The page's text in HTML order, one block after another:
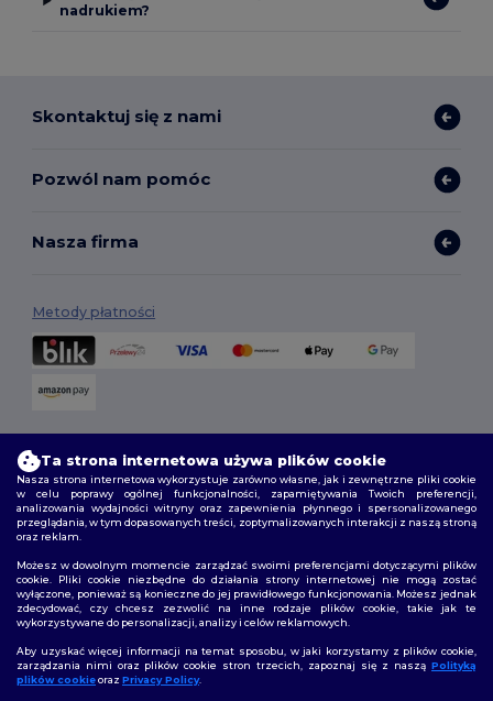
nadrukiem?
Skontaktuj się z nami
Pozwól nam pomóc
Nasza firma
Metody płatności
2026. Wszelkie prawa zastrzeżone
Śledź nas
Ta strona internetowa używa plików cookie
Nasza strona internetowa wykorzystuje zarówno własne, jak i zewnętrzne pliki cookie
w celu poprawy ogólnej funkcjonalności, zapamiętywania Twoich preferencji,
analizowania wydajności witryny oraz zapewnienia płynnego i spersonalizowanego
przeglądania, w tym dopasowanych treści, zoptymalizowanych interakcji z naszą stroną
oraz reklam.
Możesz w dowolnym momencie zarządzać swoimi preferencjami dotyczącymi plików
cookie. Pliki cookie niezbędne do działania strony internetowej nie mogą zostać
wyłączone, ponieważ są konieczne do jej prawidłowego funkcjonowania. Możesz jednak
zdecydować, czy chcesz zezwolić na inne rodzaje plików cookie, takie jak te
wykorzystywane do personalizacji, analizy i celów reklamowych.
Aby uzyskać więcej informacji na temat sposobu, w jaki korzystamy z plików cookie,
zarządzania nimi oraz plików cookie stron trzecich, zapoznaj się z naszą Polityką
plików cookieoraz Privacy Policy.